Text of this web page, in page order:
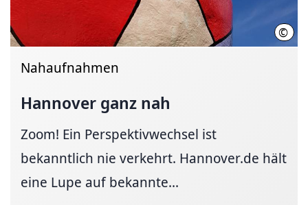
©
Nahaufnahmen
Hannover ganz nah
Zoom! Ein Perspektivwechsel ist
bekanntlich nie verkehrt. Hannover.de hält
eine Lupe auf bekannte...